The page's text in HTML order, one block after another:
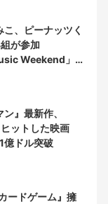
、ピーナッツく
が参加
Weekend」開
ン』最新作、
ットした映画
ドル突破
ードゲーム』擁